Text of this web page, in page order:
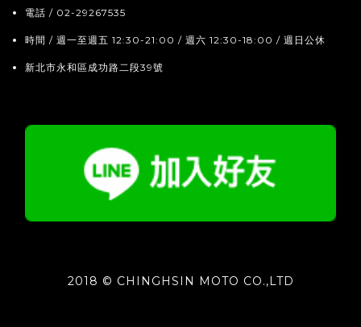
電話 / 02-29267535
時間 / 週一至週五 12:30-21:00 / 週六 12:30-18:00 / 週日公休
新北市永和區成功路二段39號
2018 © CHINGHSIN MOTO CO.,LTD